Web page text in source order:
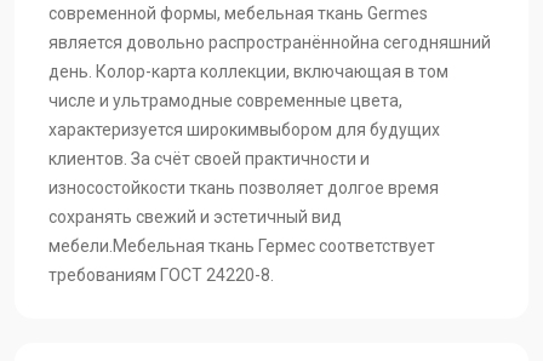
GERMES-CORAL GERMES-COCOA
GERMES-
GERMES-BITTER GERMES-BEIGE
современной формы, мебельная ткань Germes
является довольно распространённойна сегодняшний
день. Колор-карта коллекции, включающая в том
числе и ультрамодные современные цвета,
характеризуется широкимвыбором для будущих
клиентов. За счёт своей практичности и
износостойкости ткань позволяет долгое время
сохранять свежий и эстетичный вид
мебели.Мебельная ткань Гермес соответствует
требованиям ГОСТ 24220-8.